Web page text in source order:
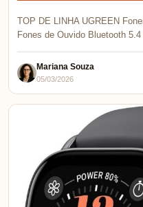
TOP DE LINHA UGREEN
Fones de Ouvido Bluetooth
Mariana Souza
05/03/2026